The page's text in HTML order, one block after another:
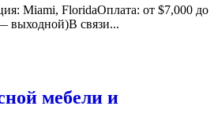
Miami, FloridaОплата: от $7,000 до
выходной)В связи...
мебели и